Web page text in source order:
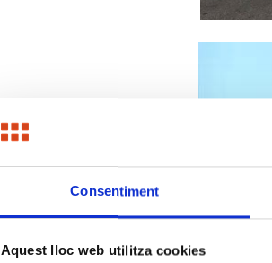
Consentiment
Aquest lloc web utilitza cookies